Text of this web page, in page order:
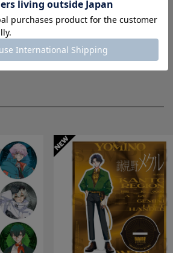
3 Cinema - AJ Films - LP Films